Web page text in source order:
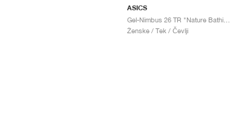
ASICS
Ženske / Tek / Čevlji